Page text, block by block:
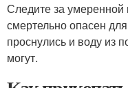
Следите за
смертельно опасен
проснулись и воду из
могут.